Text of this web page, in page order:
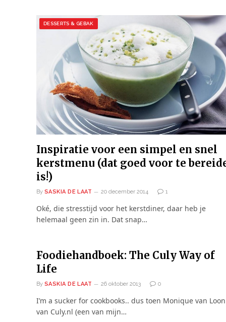
DESSERTS & GEBAK
Inspiratie voor een simpel en snel
kerstmenu (dat goed voor te
is!)
By SASKIA DE LAAT 20 december 2014 1
Oké, die stresstijd voor het kerstdiner, daar heb je
helemaal geen zin in. Dat snap…
Foodiehandboek: The Culy Way of
Life
By SASKIA DE LAAT 26 oktober 2013 0
I’m a sucker for cookbooks.. dus toen Monique van Loon
van Culy.nl (een van mijn…